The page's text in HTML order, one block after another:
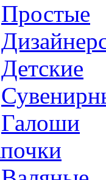
Простые
Детские
Галоши